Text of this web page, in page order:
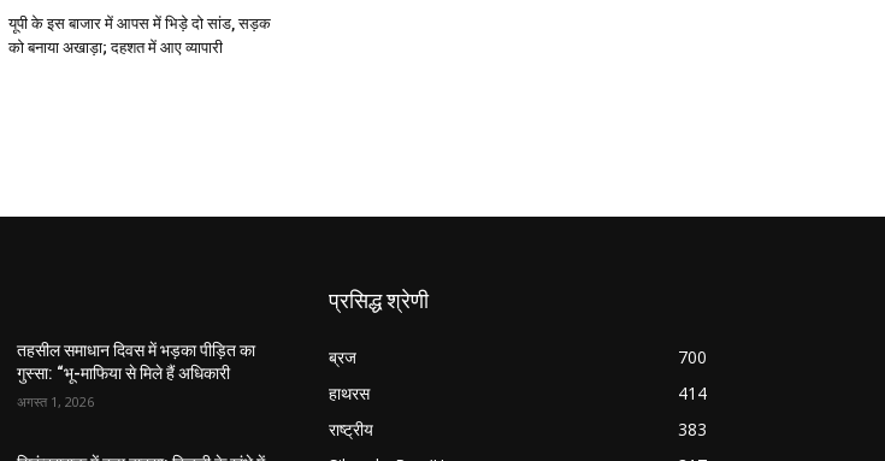
यूपी के इस बाजार में आपस में भिड़े दो सांड, सड़क
को बनाया अखाड़ा; दहशत में आए व्यापारी
तहसील समाधान दिवस में भड़का पीड़ित का
गुस्सा: “भू-माफिया से मिले हैं अधिकारी
अगस्त 1, 2026
प्रसिद्ध श्रेणी
ब्रज
700
हाथरस
414
राष्ट्रीय
383